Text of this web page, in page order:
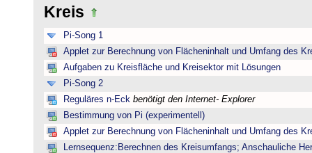
Kreis
Pi-Song 1
Applet zur Berechnung von Flächeninhalt und Umfang des
Aufgaben zu Kreisfläche und Kreisektor mit Lösungen
Pi-Song 2
Reguläres n-Eck benötigt den Internet- Explorer
Bestimmung von Pi (experimentell)
Applet zur Berechnung von Flächeninhalt und Umfang des
Lernsequenz:Berechnen des Kreisumfangs; Anschauliche